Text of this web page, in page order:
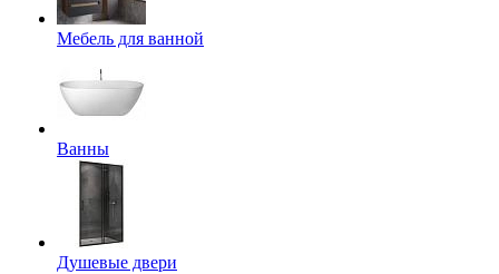
Мебель для ванной
Ванны
Душевые двери